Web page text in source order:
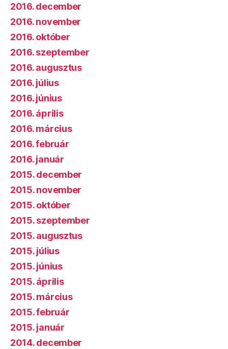
2016. december
2016. november
2016. október
2016. szeptember
2016. augusztus
2016. július
2016. június
2016. április
2016. március
2016. február
2016. január
2015. december
2015. november
2015. október
2015. szeptember
2015. augusztus
2015. július
2015. június
2015. április
2015. március
2015. február
2015. január
2014. december